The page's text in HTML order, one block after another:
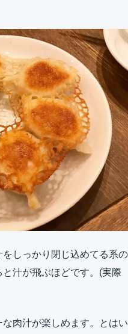
しっかり閉じ込めてる系の
汁が飛ぶほどです。(実際
肉汁が楽しめます。とはい